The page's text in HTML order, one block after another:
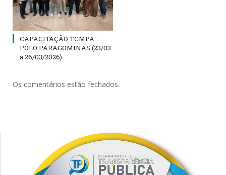
CAPACITAÇÃO TCMPA –
PÓLO PARAGOMINAS (23/03
a 26/03/2026)
Os comentários estão fechados.